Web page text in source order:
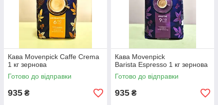
Кава Movenpick Caffe Crema
1 кг зернова
Готово до відправки
935 ₴
Кава Movenpick
Barista Espresso 1 кг зернова
Готово до відправки
935 ₴